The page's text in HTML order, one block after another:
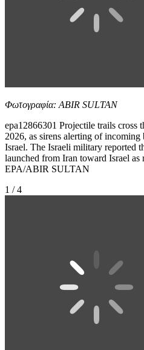
Φωτογραφία: ABIR SULTAN
epa12866301 Projectile trails cross
2026, as sirens alerting of incoming
Israel. The Israeli military reported
launched from Iran toward Israel as
EPA/ABIR SULTAN
1 / 4